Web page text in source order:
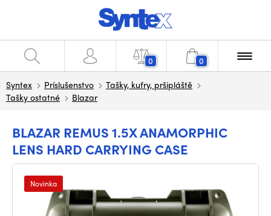
0 0
Syntex Príslušenstvo
Tašky, kufry, pršipláště
Tašky ostatné
Blazar
BLAZAR REMUS 1.5X ANAMORPHIC
LENS HARD CARRYING CASE
Novinka